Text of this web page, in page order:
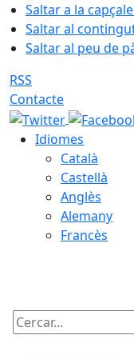
Saltar a la
Saltar al
Saltar al peu de
RSS
Contacte
Idiomes
Català
Castellà
Anglès
Alemany
Francès
Cercar: